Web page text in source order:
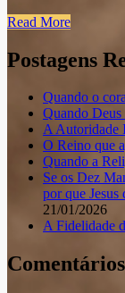
Read More
Postagens
Quando o
Quando Deus
A Autoridade
O Reino que
Quando a
Se os Dez
por que Jesus
21/01/2026
A Fidelidade